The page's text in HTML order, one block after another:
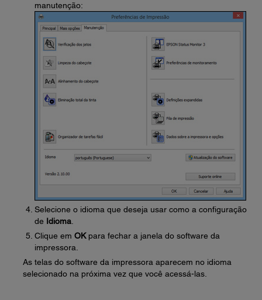
manutenção:
Selecione o idioma que deseja usar como a configuração
de Idioma
Clique em OKpara fechar a janela do software da
impressora.
As telas do software da impressora aparecem no idioma
selecionado na próxima vez que você acessá-las.